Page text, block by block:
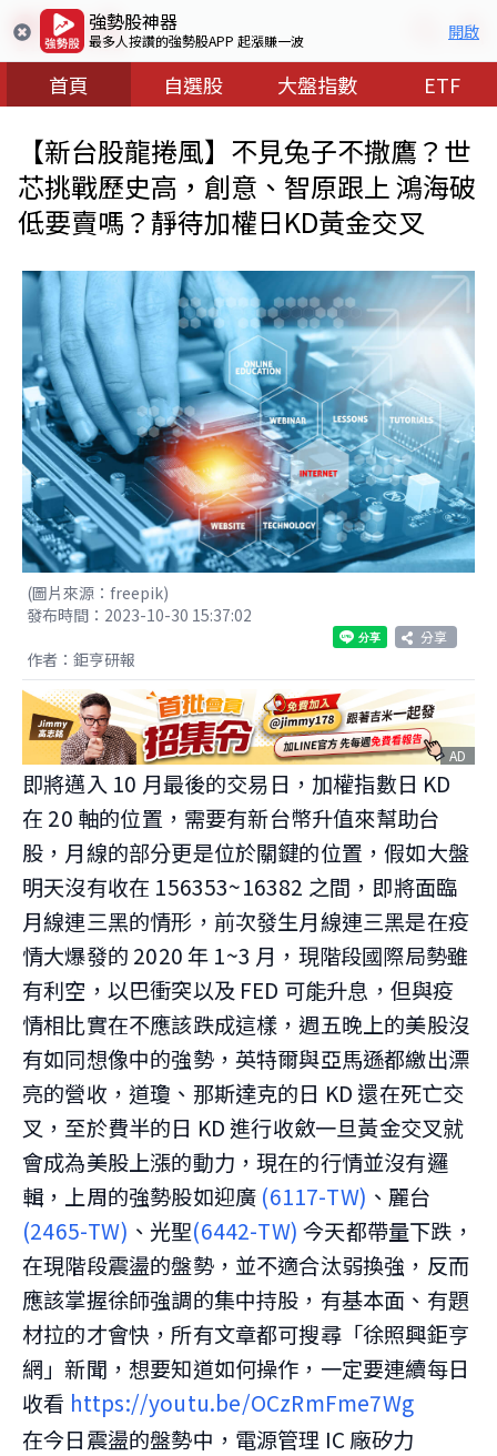
強勢股神器
最多人按讚的強勢股APP 起漲賺一波 開啟
首頁 自選股 大盤指數 ETF
【新台股龍捲風】不見兔子不撒鷹？世
芯挑戰歷史高，創意、智原跟上 鴻海破
低要賣嗎？靜待加權日KD黃金交叉
(圖片來源：freepik)
發布時間：2023-10-30 15:37:02
分享
作者：鉅亨研報
AD
即將邁入 10 月最後的交易日，加權指數日 KD
在 20 軸的位置，需要有新台幣升值來幫助台
股，月線的部分更是位於關鍵的位置，假如大盤
明天沒有收在 156353~16382 之間，即將面臨
月線連三黑的情形，前次發生月線連三黑是在疫
情大爆發的 2020 年 1~3 月，現階段國際局勢雖
有利空，以巴衝突以及 FED 可能升息，但與疫
情相比實在不應該跌成這樣，週五晚上的美股沒
有如同想像中的強勢，英特爾與亞馬遜都繳出漂
亮的營收，道瓊、那斯達克的日 KD 還在死亡交
叉，至於費半的日 KD 進行收斂一旦黃金交叉就
會成為美股上漲的動力，現在的行情並沒有邏
輯，上周的強勢股如迎廣 (6117-TW) 、麗台
(2465-TW) 、光聖(6442-TW) 今天都帶量下跌，
在現階段震盪的盤勢，並不適合汰弱換強，反而
應該掌握徐師強調的集中持股，有基本面、有題
材拉的才會快，所有文章都可搜尋「徐照興鉅亨
網」新聞，想要知道如何操作，一定要連續每日
收看 https://youtu.be/OCzRmFme7Wg
在今日震盪的盤勢中，電源管理 IC 廠矽力